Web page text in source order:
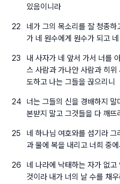
있음이니라
22
네가 그의 목소리를 잘 청종
가 네 원수에게 원수가 되고
23
내 사자가 네 앞서 가서 너를
스 사람과 가나안 사람과 히
도하고 나는 그들을 끊으리니
24
너는 그들의 신을 경배하지
본받지 말고 그것들을 다 깨
25
네 하나님 여호와를 섬기라
과 물에 복을 내리고 너희 중
26
네 나라에 낙태하는 자가 없
것이라 내가 너의 날 수를 채